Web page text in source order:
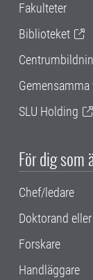
Fakulteter
Biblioteket
SLU Holding
För dig som
Chef/ledare
Doktorand
Forskare
Handläggare